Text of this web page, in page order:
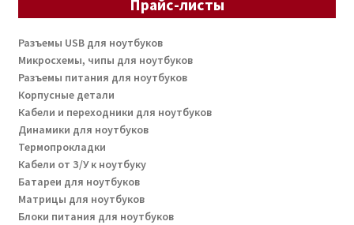
Прайс-листы
Разъемы USB для ноутбуков
Микросхемы, чипы для ноутбуков
Разъемы питания для ноутбуков
Корпусные детали
Кабели и переходники для ноутбуков
Динамики для ноутбуков
Термопрокладки
Кабели от З/У к ноутбуку
Батареи для ноутбуков
Матрицы для ноутбуков
Блоки питания для ноутбуков